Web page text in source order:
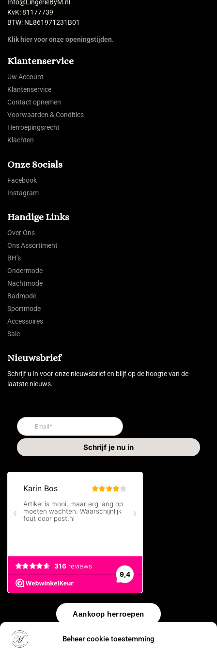
Beheer cookie toestemming
Info@LingerieByM.nl
KvK: 81177739
BTW: NL861971231B01
Klik hier voor onze openingstijden.
Klantenservice
Uw Account
Klantenservice
Contact opnemen
Voorwaarden & Condities
Herroepingsrecht
Klachten
Onze Socials
Facebook
Instagram
Handige Links
Over Ons
Ons Assortiment
BH’s
Ondermode
Nachtmode
Badmode
Sportmode
Accessoires
Sale
Nieuwsbrief
Schrijf u in voor onze nieuwsbrief en blijf op de hoogte van de
laatste nieuws.
Aankoop herroepen
© 2026 by WebUnlimited–Algemene voorwaarden